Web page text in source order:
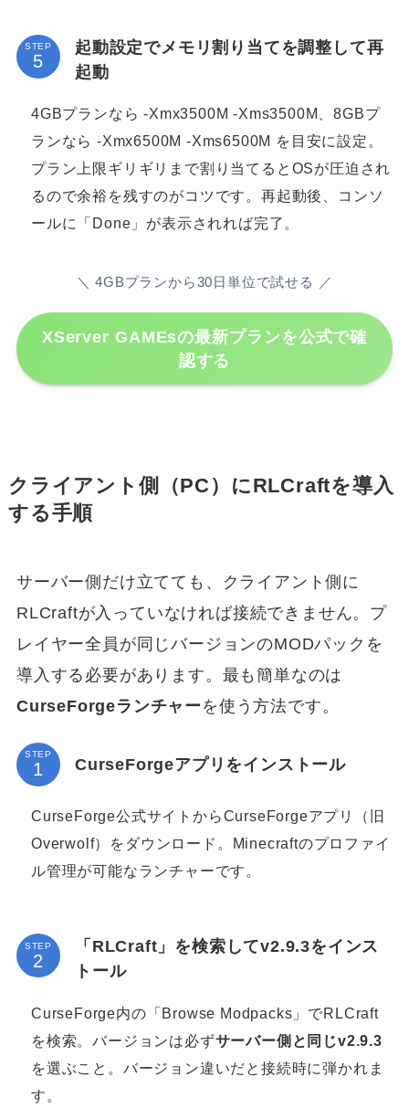
STEP
起動設定でメモリ割り当てを調整して再
起動
4GBプランなら -Xmx3500M -Xms3500M、8GBプ
ランなら -Xmx6500M -Xms6500M を目安に設定。
プラン上限ギリギリまで割り当てるとOSが圧迫され
るので余裕を残すのがコツです。再起動後、コンソ
ールに「Done」が表示されれば完了。
＼ 4GBプランから30日単位で試せる ／
XServer GAMEsの最新プランを公式で確
認する
クライアント側（PC）にRLCraftを導入
する手順
サーバー側だけ立てても、クライアント側に
RLCraftが入っていなければ接続できません。プ
レイヤー全員が同じバージョンのMODパックを
導入する必要があります。最も簡単なのは
CurseForgeランチャー を使う方法です。
STEP
CurseForgeアプリをインストール
CurseForge公式サイトからCurseForgeアプリ（旧
Overwolf）をダウンロード。Minecraftのプロファイ
ル管理が可能なランチャーです。
STEP
「RLCraft」を検索してv2.9.3をインス
トール
CurseForge内の「Browse Modpacks」でRLCraft
を検索。バージョンは必ずサーバー側と同じv2.9.3
を選ぶこと。バージョン違いだと接続時に弾かれま
す。